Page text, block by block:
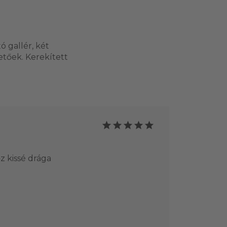
gallér, két
Kerekített
kissé drága